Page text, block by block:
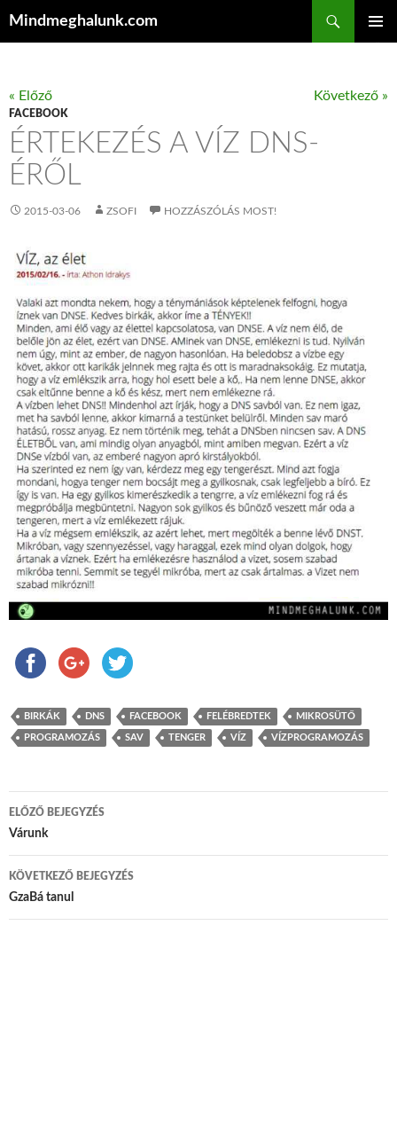
Mindmeghalunk.com
« Előző Következő »
FACEBOOK
ÉRTEKEZÉS A VÍZ DNS-
ÉRŐL
2015-03-06 ZSOFI HOZZÁSZÓLÁS MOST!
BIRKÁK DNS FACEBOOK FELÉBREDTEK MIKROSÜTŐ
PROGRAMOZÁS SAV TENGER VÍZ VÍZPROGRAMOZÁS
Bejegyzés navigáció
ELŐZŐ BEJEGYZÉS
Várunk
KÖVETKEZŐ BEJEGYZÉS
GzaBá tanul